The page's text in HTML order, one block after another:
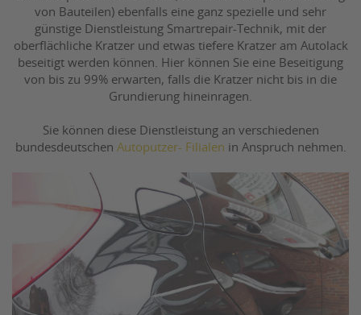
von Bauteilen) ebenfalls eine ganz spezielle und sehr
günstige Dienstleistung Smartrepair-Technik, mit der
oberflächliche Kratzer und etwas tiefere Kratzer am Autolack
beseitigt werden können. Hier können Sie eine Beseitigung
von bis zu 99% erwarten, falls die Kratzer nicht bis in die
Grundierung hineinragen.
Sie können diese Dienstleistung an verschiedenen
bundesdeutschen Autoputzer- Filialen in Anspruch nehmen.